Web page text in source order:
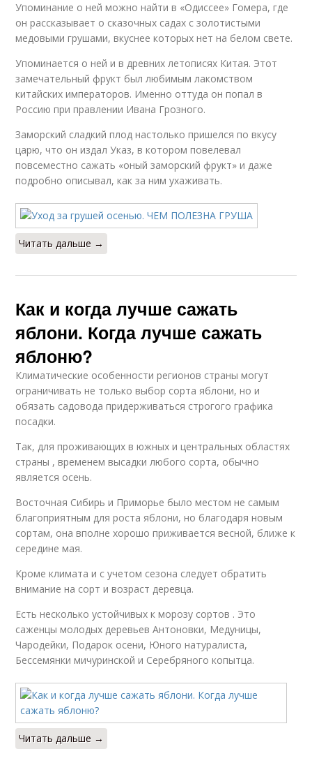
Упоминание о ней можно найти в «Одиссее» Гомера, где
он рассказывает о сказочных садах с золотистыми
медовыми грушами, вкуснее которых нет на белом свете.
Упоминается о ней и в древних летописях Китая. Этот
замечательный фрукт был любимым лакомством
китайских императоров. Именно оттуда он попал в
Россию при правлении Ивана Грозного.
Заморский сладкий плод настолько пришелся по вкусу
царю, что он издал Указ, в котором повелевал
повсеместно сажать «оный заморский фрукт» и даже
подробно описывал, как за ним ухаживать.
Читать дальше →
Как и когда лучше сажать
яблони. Когда лучше сажать
яблоню?
Климатические особенности регионов страны могут
ограничивать не только выбор сорта яблони, но и
обязать садовода придерживаться строгого графика
посадки.
Так, для проживающих в южных и центральных областях
страны , временем высадки любого сорта, обычно
является осень.
Восточная Сибирь и Приморье было местом не самым
благоприятным для роста яблони, но благодаря новым
сортам, она вполне хорошо приживается весной, ближе к
середине мая.
Кроме климата и с учетом сезона следует обратить
внимание на сорт и возраст деревца.
Есть несколько устойчивых к морозу сортов . Это
саженцы молодых деревьев Антоновки, Медуницы,
Чародейки, Подарок осени, Юного натуралиста,
Бессемянки мичуринской и Серебряного копытца.
Читать дальше →